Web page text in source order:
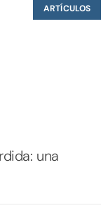
ARTÍCULOS
una